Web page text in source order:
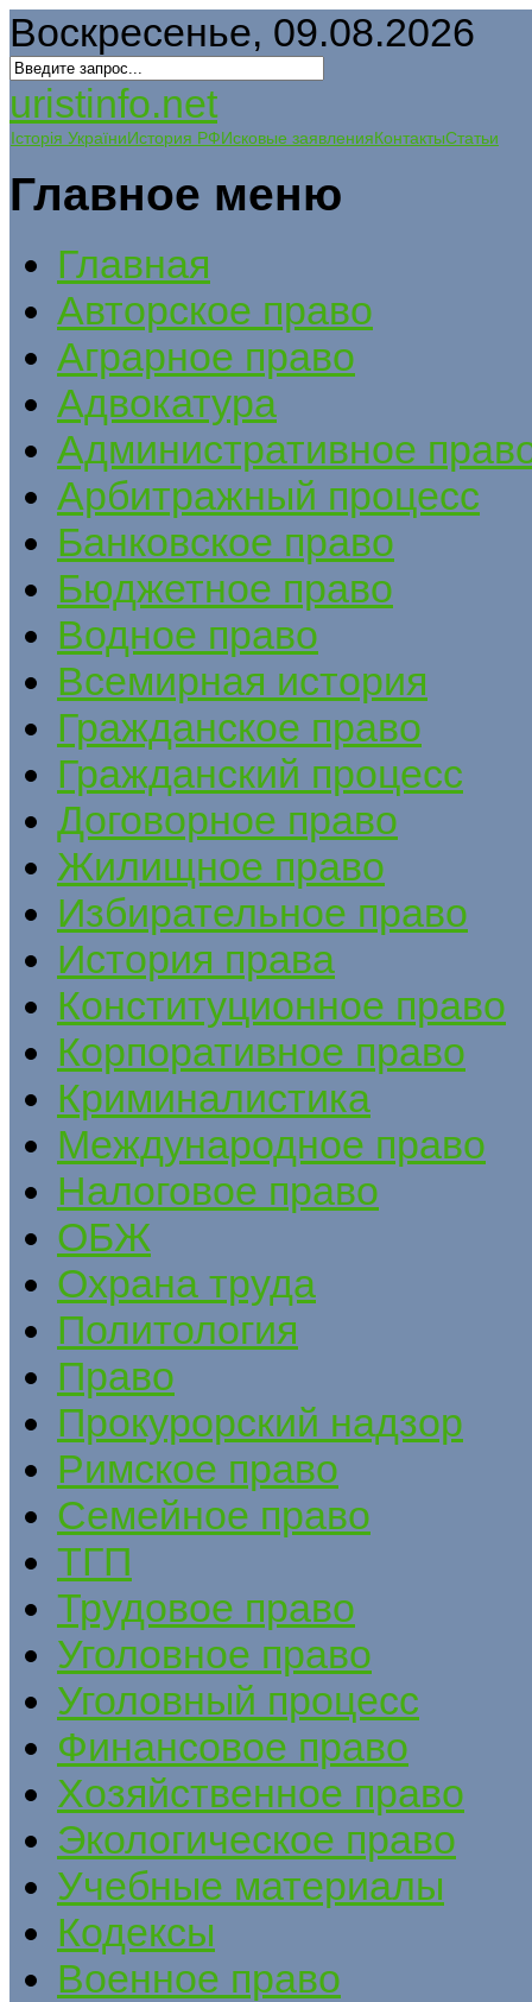
Воскресенье, 09.08.2026
uristinfo.net
Історія УкраїниИстория РФИсковые заявленияКонтактыСтатьи
Главное меню
Главная
Авторское право
Аграрное право
Адвокатура
Административное
Арбитражный процесс
Банковское право
Бюджетное право
Водное право
Всемирная история
Гражданское право
Гражданский процесс
Договорное право
Жилищное право
Избирательное право
История права
Конституционное право
Корпоративное право
Криминалистика
Международное право
Налоговое право
ОБЖ
Охрана труда
Политология
Право
Прокурорский надзор
Римское право
Семейное право
ТГП
Трудовое право
Уголовное право
Уголовный процесс
Финансовое право
Хозяйственное право
Экологическое право
Учебные материалы
Кодексы
Военное право